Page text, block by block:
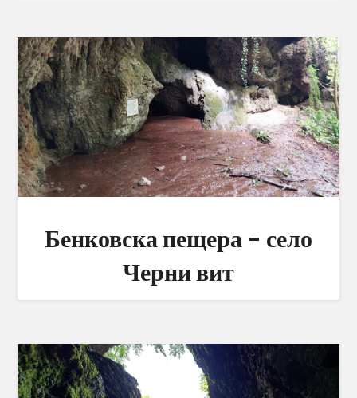
Бенковска пещера – село
Черни вит